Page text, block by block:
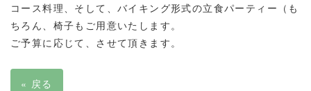
コース料理、そして、バイキング形式の立食パーティー（も
ちろん、椅子もご用意いたします。
ご予算に応じて、させて頂きます。
« 戻る